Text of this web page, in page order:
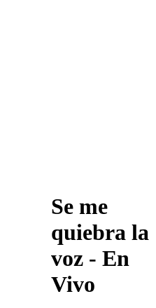
Se me
quiebra la
voz - En
Vivo